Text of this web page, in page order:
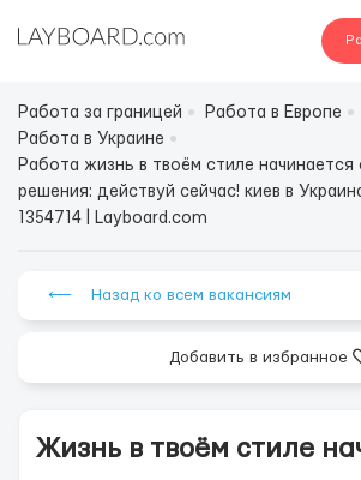
Работа за границей
Работа в Европе
Работа в Украине
Работа жизнь в твоём стиле начинается
решения: действуй сейчас! киев в
1354714 | Layboard.com
⟵ Назад ко всем вакансиям
Добавить в избранное
Жизнь в твоём стиле